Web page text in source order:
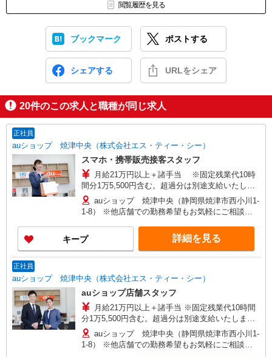
閲覧履歴を見る
ブックマーク ポストする
シェアする URLをシェア
20件のこの求人と職種が同じ求人
正社員
auショップ 焼津中央（株式会社エス・ティー・シー）
スマホ・携帯販売接客スタッフ
月給21万円以上＋諸手当 ※固定残業代10時
間分1万5,500円含む。超過分は別途支給いたしま
す。 【年収例】 年収400万円（月給25万円×12ヶ
月＋諸手当）/25歳 経験3年 年収440万円（月給
28万円×12ヶ月＋諸手当）/29歳店頭フロア責任
者 経験5年 年収480万円（月給31万円×12ヶ月
＋諸手当）/30歳店長職 経験5年
auショップ 焼津中央（静岡県焼津市西小川1-
1-8） ※他店舗での勤務希望もお気軽にご相談く
キープ 詳細を見る
正社員
auショップ 焼津中央（株式会社エス・ティー・シー）
auショップ店舗スタッフ
月給21万円以上＋諸手当 ※固定残業代10時間
分1万5,500円含む。超過分は別途支給いたしま
す。 【年収例】 年収400万円（月給25万円×12ヶ
月＋諸手当）/25歳 経験3年 年収440万円（月給
28万円×12ヶ月＋諸手当）/29歳店頭フロア責任
auショップ 焼津中央（静岡県焼津市西小川1-
1-8） ※他店舗での勤務希望もお気軽にご相談く